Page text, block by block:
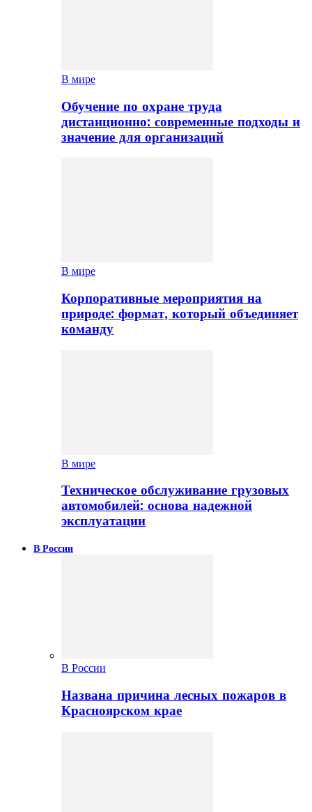
В мире
Обучение по охране труда
дистанционно: современные подходы и
значение для организаций
В мире
Корпоративные мероприятия на
природе: формат, который объединяет
команду
В мире
Техническое обслуживание грузовых
автомобилей: основа надежной
эксплуатации
В России
В России
Названа причина лесных пожаров в
Красноярском крае